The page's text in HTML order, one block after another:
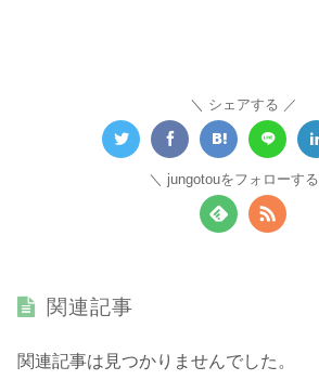
シェアする
jungotouをフォローする
関連記事
関連記事は見つかりませんでした。